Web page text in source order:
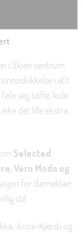
i Skien sentrum.
i «Et
seg tøffe, kule
det lille ekstra
Selected
Vero Moda og
for dameklær
stil.
Anne-Kjersti og